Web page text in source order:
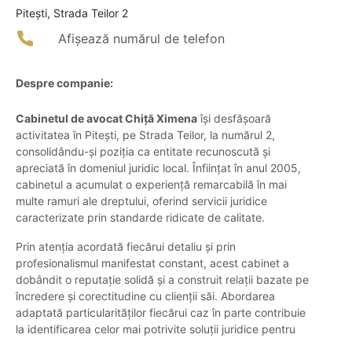
Piteşti, Strada Teilor 2
Afișează numărul de telefon
Despre companie:
Cabinetul de avocat Chiță Ximenaîși desfășoară
activitatea în Pitești, pe Strada Teilor, la numărul 2,
consolidându-și poziția ca entitate recunoscută și
apreciată în domeniul juridic local. Înființat în anul 2005,
cabinetul a acumulat o experiență remarcabilă în mai
multe ramuri ale dreptului, oferind servicii juridice
caracterizate prin standarde ridicate de calitate.
Prin atenția acordată fiecărui detaliu și prin
profesionalismul manifestat constant, acest cabinet a
dobândit o reputație solidă și a construit relații bazate pe
încredere și corectitudine cu clienții săi. Abordarea
adaptată particularităților fiecărui caz în parte contribuie
la identificarea celor mai potrivite soluții juridice pentru